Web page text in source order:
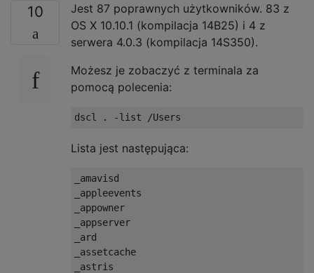
10
Jest 87 poprawnych użytkowników. 83 z
OS X 10.10.1 (kompilacja 14B25) i 4 z
serwera 4.0.3 (kompilacja 14S350).
Możesz je zobaczyć z terminala za
pomocą polecenia:
Lista jest następująca:
_amavisd
_appleevents
_appowner
_appserver
_ard
_assetcache
_astris